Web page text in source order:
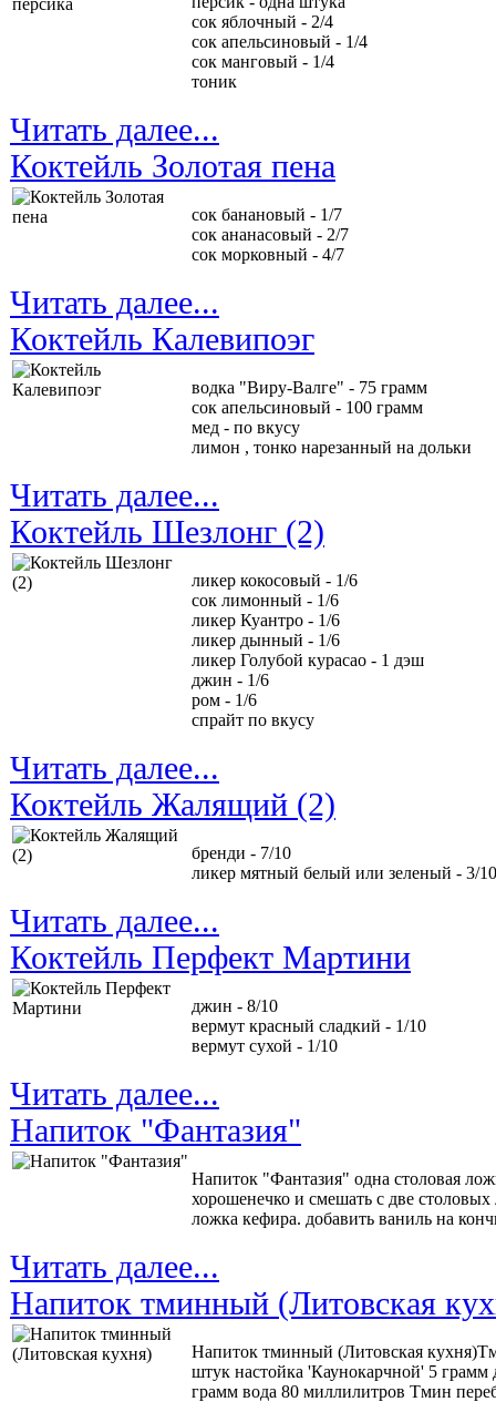
сок яблочный - 2/4
сок апельсиновый - 1/4
сок манговый - 1/4
тоник
Читать далее...
Коктейль Золотая пена
сок банановый - 1/7
сок ананасовый - 2/7
сок морковный - 4/7
Читать далее...
Коктейль Калевипоэг
водка "Виру-Валге" - 75 грамм
сок апельсиновый - 100 грамм
мед - по вкусу
лимон , тонко нарезанный на дольки
Читать далее...
Коктейль Шезлонг (2)
ликер кокосовый - 1/6
сок лимонный - 1/6
ликер Куантро - 1/6
ликер дынный - 1/6
ликер Голубой курасао - 1 дэш
джин - 1/6
ром - 1/6
спрайт по вкусу
Читать далее...
Коктейль Жалящий (2)
бренди - 7/10
ликер мятный белый или зеленый - 3/10
Читать далее...
Коктейль Перфект Мартини
джин - 8/10
вермут красный сладкий - 1/10
вермут сухой - 1/10
Читать далее...
Напиток "Фантазия"
Напиток "Фантазия" одна столовая
хорошенечко и смешать с две
ложка кефира. добавить ваниль на
Читать далее...
Напиток тминный (Литовская
Напиток тминный (Литовская
штук настойка 'Каунокарчной' 5
грамм вода 80 миллилитров Тмин